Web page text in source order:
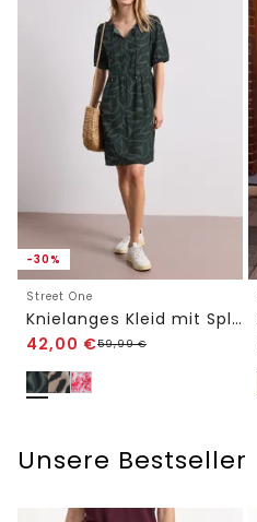
-30%
Street One
Knielanges Kleid mit Split Neck und Print
42,00 €59,99€
Unsere Bestseller